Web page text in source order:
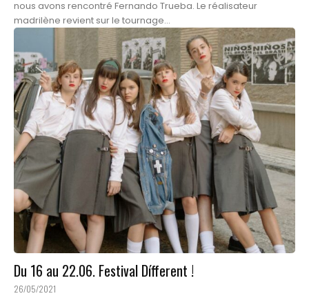
nous avons rencontré Fernando Trueba. Le réalisateur
madrilène revient sur le tournage...
Du 16 au 22.06. Festival Dífferent !
26/05/2021